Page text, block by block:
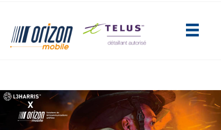
(opens in new tab)